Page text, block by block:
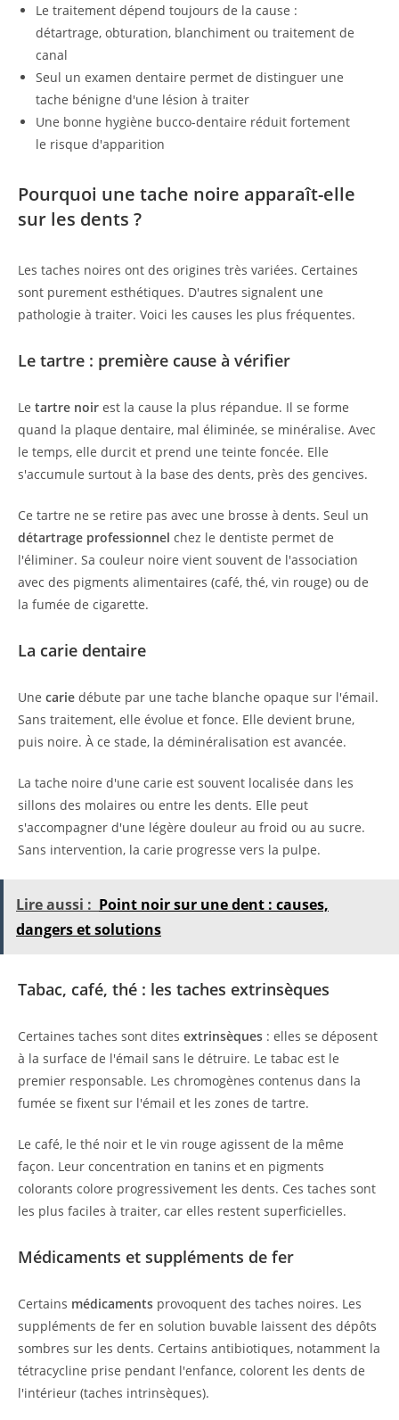
Le traitement dépend toujours de la cause :
détartrage, obturation, blanchiment ou traitement de
canal
Seul un examen dentaire permet de distinguer une
tache bénigne d'une lésion à traiter
Une bonne hygiène bucco-dentaire réduit fortement
le risque d'apparition
Pourquoi une tache noire apparaît-elle
sur les dents ?
Les taches noires ont des origines très variées. Certaines
sont purement esthétiques. D'autres signalent une
pathologie à traiter. Voici les causes les plus fréquentes.
Le tartre : première cause à vérifier
Le tartre noir est la cause la plus répandue. Il se forme
quand la plaque dentaire, mal éliminée, se minéralise. Avec
le temps, elle durcit et prend une teinte foncée. Elle
s'accumule surtout à la base des dents, près des gencives.
Ce tartre ne se retire pas avec une brosse à dents. Seul un
détartrage professionnel chez le dentiste permet de
l'éliminer. Sa couleur noire vient souvent de l'association
avec des pigments alimentaires (café, thé, vin rouge) ou de
la fumée de cigarette.
La carie dentaire
Une carie débute par une tache blanche opaque sur l'émail.
Sans traitement, elle évolue et fonce. Elle devient brune,
puis noire. À ce stade, la déminéralisation est avancée.
La tache noire d'une carie est souvent localisée dans les
sillons des molaires ou entre les dents. Elle peut
s'accompagner d'une légère douleur au froid ou au sucre.
Sans intervention, la carie progresse vers la pulpe.
Lire aussi : Point noir sur une dent : causes,
dangers et solutions
Tabac, café, thé : les taches extrinsèques
Certaines taches sont dites extrinsèques : elles se déposent
à la surface de l'émail sans le détruire. Le tabac est le
premier responsable. Les chromogènes contenus dans la
fumée se fixent sur l'émail et les zones de tartre.
Le café, le thé noir et le vin rouge agissent de la même
façon. Leur concentration en tanins et en pigments
colorants colore progressivement les dents. Ces taches sont
les plus faciles à traiter, car elles restent superficielles.
Médicaments et suppléments de fer
Certains médicaments provoquent des taches noires. Les
suppléments de fer en solution buvable laissent des dépôts
sombres sur les dents. Certains antibiotiques, notamment la
tétracycline prise pendant l'enfance, colorent les dents de
l'intérieur (taches intrinsèques).